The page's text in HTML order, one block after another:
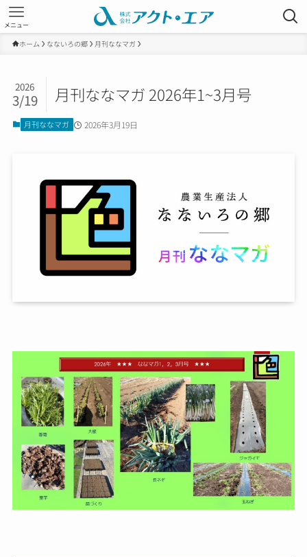
メニュー
ホーム なないろの郷 月刊ななマガ
月刊ななマガ 2026年1~3月号
2026
3/19
月刊ななマガ 2026年3月19日